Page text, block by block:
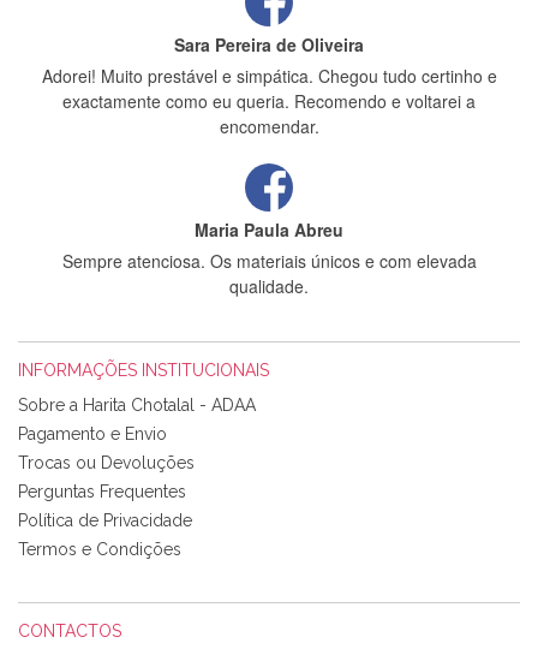
Sara Pereira de Oliveira
Adorei! Muito prestável e simpática. Chegou tudo certinho e
exactamente como eu queria. Recomendo e voltarei a
encomendar.
Maria Paula Abreu
Sempre atenciosa. Os materiais únicos e com elevada
qualidade.
Tudo chegou em condições, pois os produtos vieram muito
bem acondicionados. Estou plenamente satisfeita com os
produtos adquiridos. Relativamente à bolsa, tem um tecido
com um padrão e cores muito bonitas e a execução está
perfeitíssima. Futuramente penso voltar a comprar na vossa
loja, têm excelentes artigos a um preço muito justo. A
INFORMAÇÕES INSTITUCIONAIS
Sobre a Harita Chotalal - ADAA
Pagamento e Envio
Trocas ou Devoluções
Perguntas Frequentes
Política de Privacidade
Termos e Condições
CONTACTOS